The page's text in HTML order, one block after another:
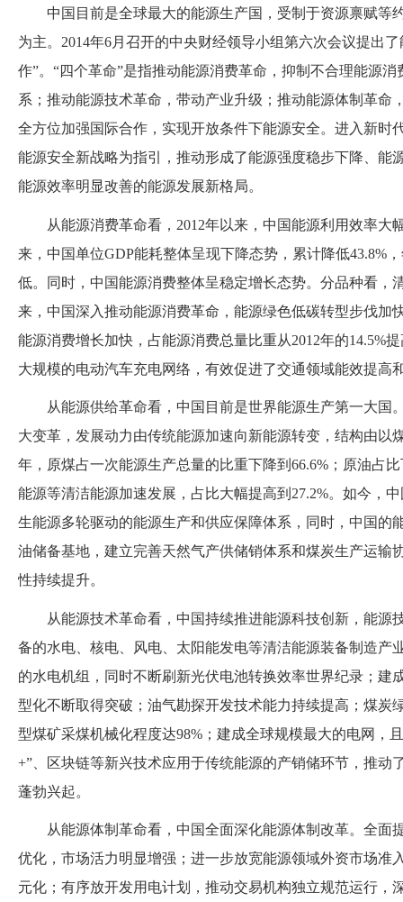
中国目前是全球最大的能源生产国，受制于资源禀赋等
为主。 2014年6月召开的中央财经领导小组第六次会议提出
作”。“四个革命”是指推动能源消费革命，抑制不合理能源
系；推动能源技术革命，带动产业升级；推动能源体制革命
全方位加强国际合作，实现开放条件下能源安全。进入新时
能源安全新战略为指引，推动形成了能源强度稳步下降、能
能源效率明显改善的能源发展新格局。
从能源消费革命看， 2012年以来，中国能源利用效率大
来，中国单位GDP能耗整体呈现下降态势，累计降低43.8%
低。同时，中国能源消费整体呈稳定增长态势。分品种看，
来，中国深入推动能源消费革命，能源绿色低碳转型步伐加
能源消费增长加快，占能源消费总量比重从2012年的14.5%
大规模的电动汽车充电网络，有效促进了交通领域能效提高
从能源供给革命看，中国目前是世界能源生产第一大国
大变革，发展动力由传统能源加速向新能源转变，结构由以
年，原煤占一次能源生产总量的比重下降到66.6%；原油占
能源等清洁能源加速发展，占比大幅提高到27.2%。如今，
生能源多轮驱动的能源生产和供应保障体系，同时，中国的
油储备基地，建立完善天然气产供储销体系和煤炭生产运输
性持续提升。
从能源技术革命看，中国持续推进能源科技创新，能源
备的水电、核电、风电、太阳能发电等清洁能源装备制造产
的水电机组，同时不断刷新光伏电池转换效率世界纪录；建
型化不断取得突破；油气勘探开发技术能力持续提高；煤炭
型煤矿采煤机械化程度达98%；建成全球规模最大的电网，
+”、区块链等新兴技术应用于传统能源的产销储环节，推动
蓬勃兴起。
从能源体制革命看，中国全面深化能源体制改革。全面
优化，市场活力明显增强；进一步放宽能源领域外资市场准
元化；有序放开发用电计划，推动交易机构独立规范运行，